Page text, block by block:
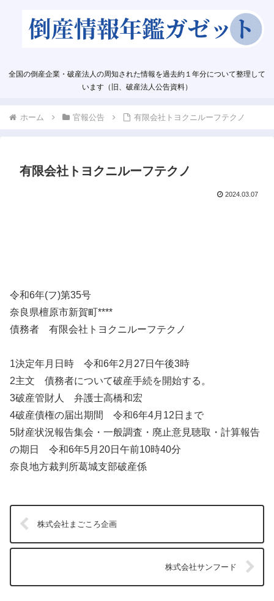
全国の倒産企業・破産法人の周知された情報を過去約１年分について整理して
います（旧、破産法人公告資料）
ホーム 官報公告 有限会社トヨクニルーフテクノ
有限会社トヨクニルーフテクノ
2024.03.07
令和6年(フ)第35号
奈良県檀原市新賀町****
債務者 有限会社トヨクニルーフテクノ
1決定年月日時 令和6年2月27日午後3時
2主文 債務者について破産手続を開始する。
3破産管財人 弁護士高橋和宏
4破産債権の届出期間 令和6年4月12日まで
5財産状況報告集会・一般調査・廃止意見聴取・計算報告
の期日 令和6年5月20日午前10時40分
奈良地方裁判所葛城支部破産係
株式会社まごころ企画
株式会社サンフード